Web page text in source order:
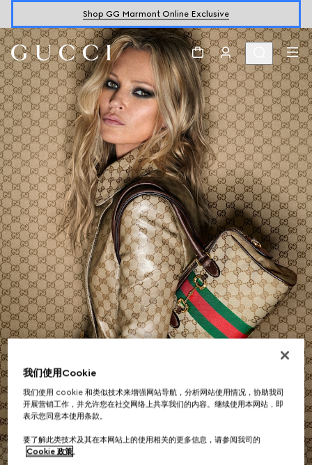
Shop GG Marmont Online Exclusive
滚动以探索更多
点击购买
我们使用Cookie
我们使用 cookie 和类似技术来增强网站导航，分析网站使用情况，协助我司
开展营销工作，并允许您在社交网络上共享我们的内容。继续使用本网站，即
表示您同意本使用条款。
要了解此类技术及其在本网站上的使用相关的更多信息，请参阅我司的
Cookie 政策。